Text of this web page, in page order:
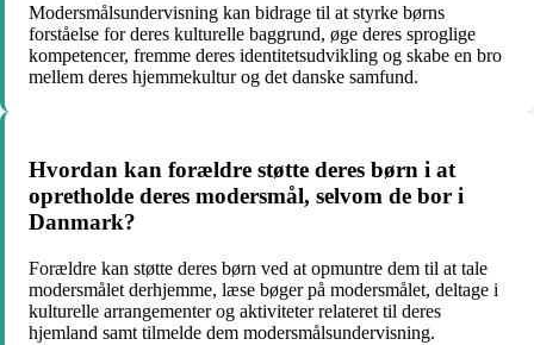
Modersmålsundervisning kan bidrage til at styrke børns
forståelse for deres kulturelle baggrund, øge deres sproglige
kompetencer, fremme deres identitetsudvikling og skabe en bro
mellem deres hjemmekultur og det danske samfund.
Hvordan kan forældre støtte deres børn i at
opretholde deres modersmål, selvom de bor i
Danmark?
Forældre kan støtte deres børn ved at opmuntre dem til at tale
modersmålet derhjemme, læse bøger på modersmålet, deltage i
kulturelle arrangementer og aktiviteter relateret til deres
hjemland samt tilmelde dem modersmålsundervisning.